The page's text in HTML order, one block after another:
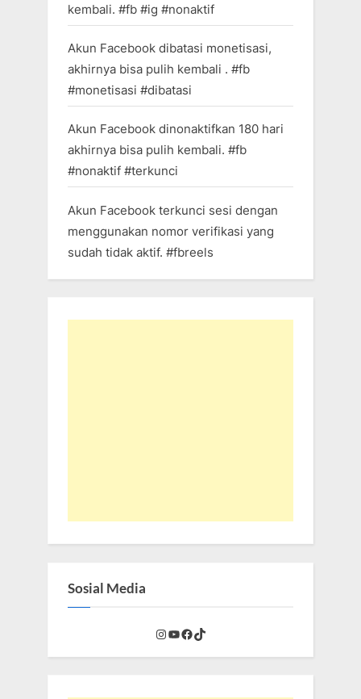
kembali. #fb #ig #nonaktif
Akun Facebook dibatasi monetisasi,
akhirnya bisa pulih kembali . #fb
#monetisasi #dibatasi
Akun Facebook dinonaktifkan 180 hari
akhirnya bisa pulih kembali. #fb
#nonaktif #terkunci
Akun Facebook terkunci sesi dengan
menggunakan nomor verifikasi yang
sudah tidak aktif. #fbreels
Sosial Media
Instagram
YouTube
Facebook
TikTok